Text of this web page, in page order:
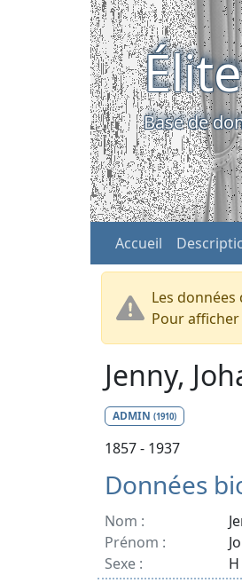
Base de
Accueil
Les données
Pour
Jenny,
ADMIN (1910)
1857 - 1937
Données
Nom :
Prénom :
Sexe :
H